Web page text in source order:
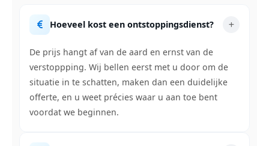
Hoeveel kost een ontstoppingsdienst?
De prijs hangt af van de aard en ernst van de
verstoppping. Wij bellen eerst met u door om de
situatie in te schatten, maken dan een duidelijke
offerte, en u weet précies waar u aan toe bent
voordat we beginnen.